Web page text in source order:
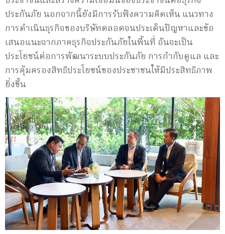
ประกันภัย นอกจากนี้ยังมีการรับฟังความคิดเห็น แนวทาง
การดำเนินธุรกิจของบริษัทตลอดจนประเด็นปัญหาและข้อ
เสนอแนะจากภาคธุรกิจประกันภัยในพื้นที่ อันจะเป็น
ประโยชน์ต่อการพัฒนาระบบประกันภัย การกำกับดูแล และ
การคุ้มครองสิทธิประโยชน์ของประชาชนให้มีประสิทธิภาพ
ยิ่งขึ้น